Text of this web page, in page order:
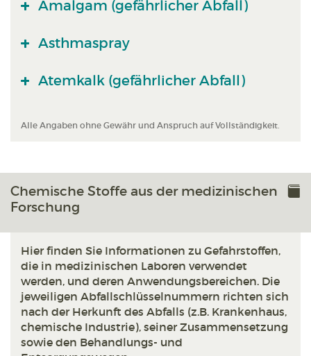
Amalgam (gefährlicher Abfall)
Asthmaspray
Atemkalk (gefährlicher Abfall)
Alle Angaben ohne Gewähr und Anspruch auf Vollständigkeit.
Chemische Stoffe aus der medizinischen
Forschung
Hier finden Sie Informationen zu Gefahrstoffen,
die in medizinischen Laboren verwendet
werden, und deren Anwendungsbereichen. Die
jeweiligen Abfallschlüsselnummern richten sich
nach der Herkunft des Abfalls (z.B. Krankenhaus,
chemische Industrie), seiner Zusammensetzung
sowie den Behandlungs- und